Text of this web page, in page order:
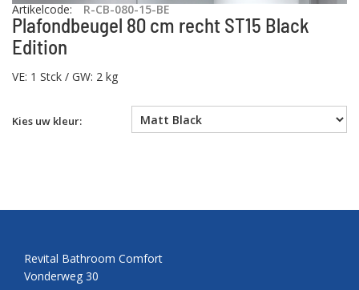
Artikelcode: R-CB-080-15-BE
Plafondbeugel 80 cm recht ST15 Black
Edition
VE: 1 Stck / GW: 2 kg
Kies uw kleur:
Revital Bathroom Comfort
Vonderweg 30